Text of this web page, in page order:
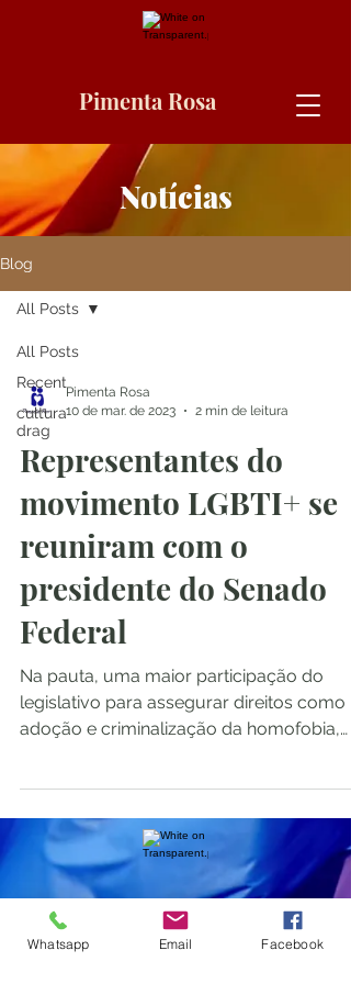
Pimenta Rosa
Notícias
Blog
All Posts
Recent
cultura
drag
All Posts
Pimenta Rosa
10 de mar. de 2023
2 min de leitura
Representantes do
movimento LGBTI+ se
reuniram com o
presidente do Senado
Federal
Na pauta, uma maior participação do
legislativo para assegurar direitos como
adoção e criminalização da homofobia,
Pimenta Rosa
Whatsapp Email Facebook